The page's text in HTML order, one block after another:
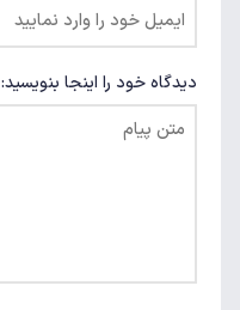
دیدگاه خود را اینجا بنویسید: